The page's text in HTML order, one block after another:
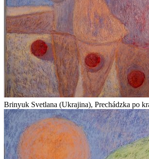
Brinyuk Svetlana (Ukrajina), Prechádzka po